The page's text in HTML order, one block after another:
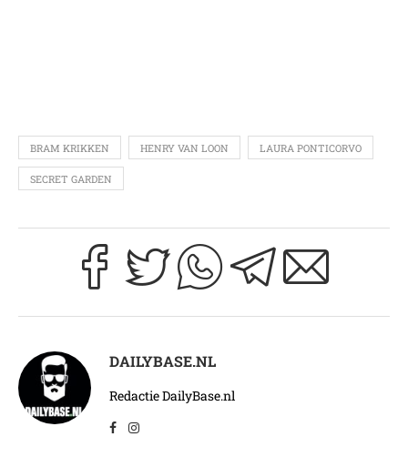
BRAM KRIKKEN HENRY VAN LOON LAURA PONTICORVO
SECRET GARDEN
DAILYBASE.NL
Redactie DailyBase.nl